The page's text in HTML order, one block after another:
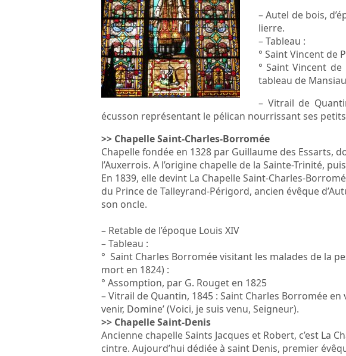
– Autel de bois,
lierre.
– Tableau :
° Saint Vincent de
° Saint Vincent
tableau de
– Vitrail de
écusson représentant le pélican nourrissant ses
>> Chapelle Saint-Charles-Borromée
Chapelle fondée en 1328 par Guillaume des Essarts,
l’Auxerrois. A l’origine chapelle de la Sainte-Trinité,
En 1839, elle devint La Chapelle Saint-Charles-
du Prince de Talleyrand-Périgord, ancien évêque
son oncle.
– Retable de l’époque Louis XIV
– Tableau :
° Saint Charles Borromée visitant les malades de la
mort en 1824) :
° Assomption, par G. Rouget en 1825
– Vitrail de Quantin, 1845 : Saint Charles Borromée en
venir, Domine’ (Voici, je suis venu, Seigneur).
>> Chapelle Saint-Denis
Ancienne chapelle Saints Jacques et Robert, c’est La
cintre. Aujourd’hui dédiée à saint Denis, premier